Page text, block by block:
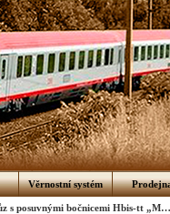
Věrnostní systém
Vůz s posuvnými bočnicemi Hbis-tt „Mein Zoo“